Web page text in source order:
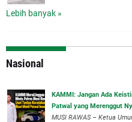
Lebih banyak »
Nasional
‎KAMMI: Jangan Ada
Patwal yang Merenggut
‎MUSI RAWAS – Ketua